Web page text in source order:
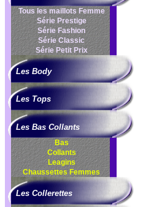
Tous les maillots Femme
Série Prestige
Série Fashion
Série Classic
Série Petit Prix
Les Body
Les Tops
Les Bas Collants
Bas
Collants
Leagins
Chaussettes Femmes
Les Collerettes